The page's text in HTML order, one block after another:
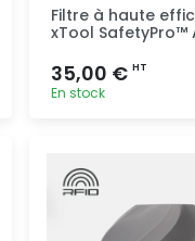
Filtre à haute
xTool SafetyPro™
35,00 € HT
En stock